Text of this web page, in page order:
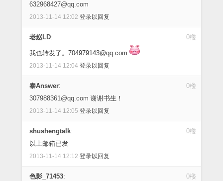
632968427@qq.com
2013-11-14 12:02 登录以回复
0楼
老赵LD:
我也转发了。704979143@qq.com
2013-11-14 12:04 登录以回复
0楼
泰Answer:
307988361@qq.com 谢谢书生！
2013-11-14 12:05 登录以回复
0楼
shushengtalk:
以上邮箱已发
2013-11-14 12:12 登录以回复
0楼
色影_71453: